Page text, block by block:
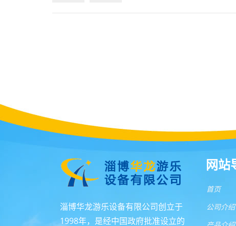
淄博华龙游乐设备有限公司创立于
1998年，是经中国政府批准设立的
网站
首页
公司介绍